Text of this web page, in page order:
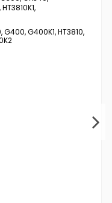
G400K1, HT3810,